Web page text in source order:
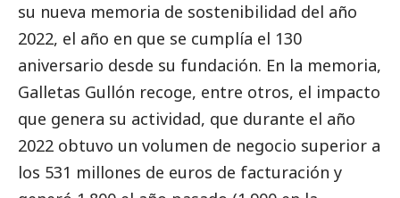
su nueva memoria de sostenibilidad del año
2022, el año en que se cumplía el 130
aniversario desde su fundación. En la memoria,
Galletas Gullón recoge, entre otros, el impacto
que genera su actividad, que durante el año
2022 obtuvo un volumen de negocio superior a
los 531 millones de euros de facturación y